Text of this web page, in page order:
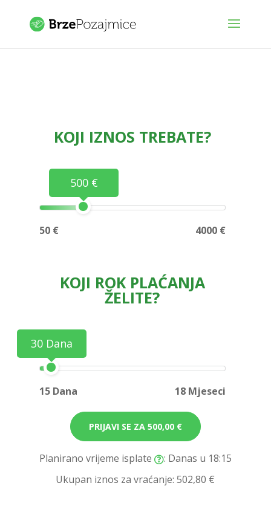
KOJI IZNOS TREBATE?
500 €
50 € 4000 €
KOJI ROK PLAĆANJA
ŽELITE?
30 Dana
15 Dana 18 Mjeseci
PRIJAVI SE ZA 500,00 €
Planirano vrijeme isplate
: Danas u 18:15
Ukupan iznos za vraćanje:502,80 €